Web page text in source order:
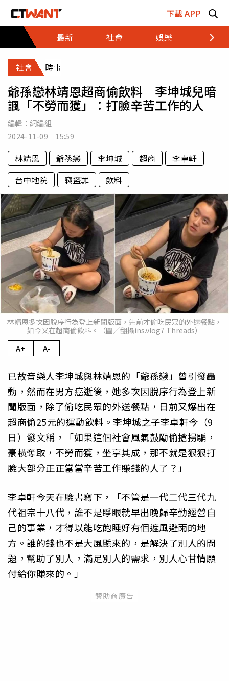
下載 APP
最新
社會 娛樂 財經
社會 時事
爺孫戀林靖恩超商偷飲料 李坤城兒暗
諷「不勞而獲」：打臉辛苦工作的人
編輯： 網編組
2024-11-09 15:59
林靖恩 爺孫戀 李坤城 超商
李卓軒
台中地院
竊盜罪 飲料
林靖恩多次因脫序行為登上新聞版面，先前才偷吃民眾的外送餐點，
如今又在超商偷飲料。（圖／翻攝ins.vlog7 Threads）
A+ A-
已故音樂人李坤城與林靖恩的「爺孫戀」曾引發轟
動，然而在男方癌逝後，她多次因脫序行為登上新
聞版面，除了偷吃民眾的外送餐點，日前又爆出在
超商偷25元的運動飲料。李坤城之子李卓軒今（9
日）發文稱，「如果這個社會風氣鼓勵偷搶拐騙，
豪橫奪取，不勞而獲，坐享其成，那不就是狠狠打
臉大部分正正當當辛苦工作賺錢的人了？」
李卓軒今天在臉書寫下，「不管是一代二代三代九
代祖宗十八代，誰不是睜眼就早出晚歸辛勤經營自
己的事業，才得以能吃飽睡好有個遮風避雨的地
方。誰的錢也不是大風颳來的，是解決了別人的問
題，幫助了別人，滿足別人的需求，別人心甘情願
付給你賺來的。」